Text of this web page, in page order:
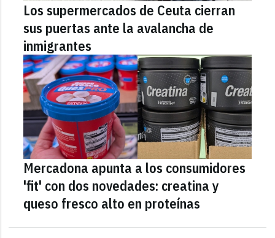
Los supermercados de Ceuta cierran
sus puertas ante la avalancha de
inmigrantes
Mercadona apunta a los consumidores
'fit' con dos novedades: creatina y
queso fresco alto en proteínas